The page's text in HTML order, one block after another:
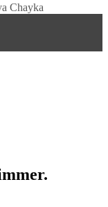
Chayka